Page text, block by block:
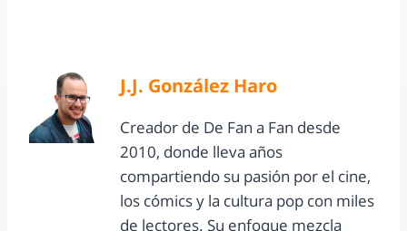
J.J. González Haro
Creador de De Fan a Fan desde
2010, donde lleva años
compartiendo su pasión por el cine,
los cómics y la cultura pop con miles
de lectores. Su enfoque mezcla